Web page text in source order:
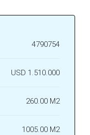
4790754
USD 1.510.000
260.00 M2
1005.00 M2